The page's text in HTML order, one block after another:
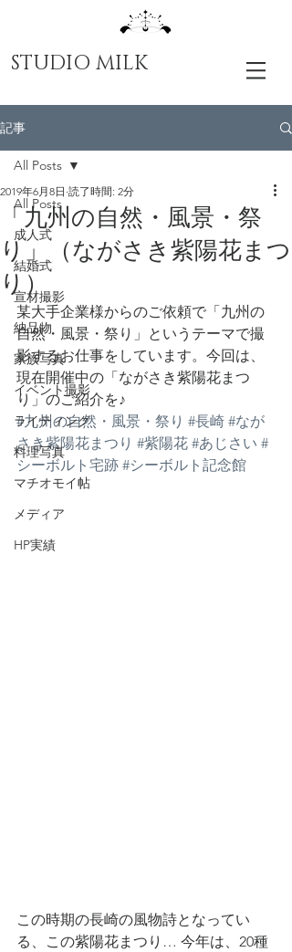
STUDIO MILK
記事
All Posts
成人式
結婚式
宣材撮影
納品物
家族写真
イベント撮影
ライティング
料理写真
マチオモイ帖
メディア
HP実績
All Posts
「九州の自然・風景・祭
り」（ながさき紫陽花まつ
り）
2019年6月8日 読了時間: 2分
某大手企業様からのご依頼で「九州の
自然・風景・祭り」というテーマで撮
影するお仕事をしています。今回は、
現在開催中の「ながさき紫陽花まつ
り」のご紹介を♪
#九州の自然・風景・祭り #長崎 #なが
さき紫陽花まつり #紫陽花 #あじさい #
シーボルト宅跡 #シーボルト記念館
この時期の長崎の風物詩となってい
る、この紫陽花まつり… 今年は、20種